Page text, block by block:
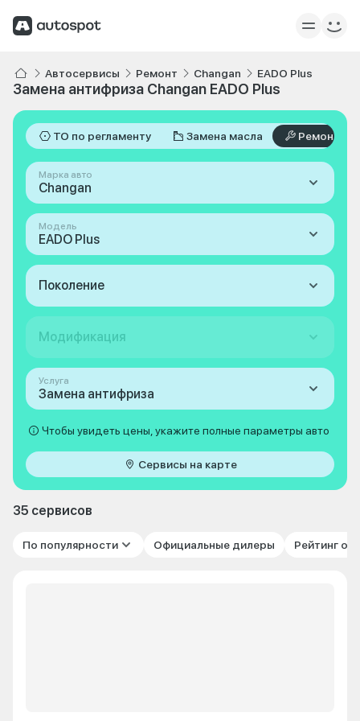
Автосервисы Ремонт Changan EADO Plus
Замена антифриза Changan EADO Plus
ТО по регламенту Замена масла Ремонт
Марка авто
Changan
Модель
EADO Plus
Поколение
Модификация
Услуга
Замена антифриза
Чтобы увидеть цены, укажите полные параметры авто
Сервисы на карте
35 сервисов
По популярности Официальные дилеры Рейтинг